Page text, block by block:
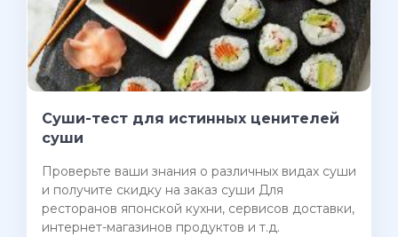
Суши-тест для истинных ценителей
суши
Проверьте ваши знания о различных видах суши
и получите скидку на заказ суши Для
ресторанов японской кухни, сервисов доставки,
интернет-магазинов продуктов и т.д.